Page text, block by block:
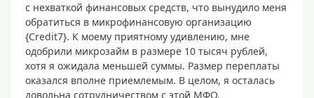
с нехваткой финансовых средств, что вынудило меня
обратиться в микрофинансовую организацию
{Credit7}. К моему приятному удивлению, мне
одобрили микрозайм в размере 10 тысяч рублей,
хотя я ожидала меньшей суммы. Размер переплаты
оказался вполне приемлемым. В целом, я осталась
довольна сотрудничеством с этой МФО.